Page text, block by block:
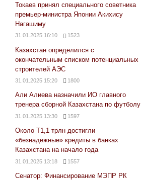
Токаев принял специального советника
премьер-министра Японии Акихису
Нагашиму
31.01.2025 16:10 1523
Казахстан определился с
окончательным списком потенциальных
строителей АЭС
31.01.2025 15:20 1800
Али Алиева назначили ИО главного
тренера сборной Казахстана по футболу
31.01.2025 13:30 1597
Около Т1,1 трлн достигли
«безнадежные» кредиты в банках
Казахстана на начало года
31.01.2025 13:18 1557
Сенатор: Финансирование МЭПР РК